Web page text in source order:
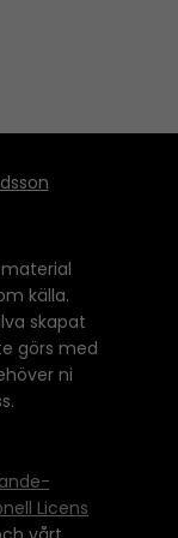
källa.
skapat
görs med
ni
Licens